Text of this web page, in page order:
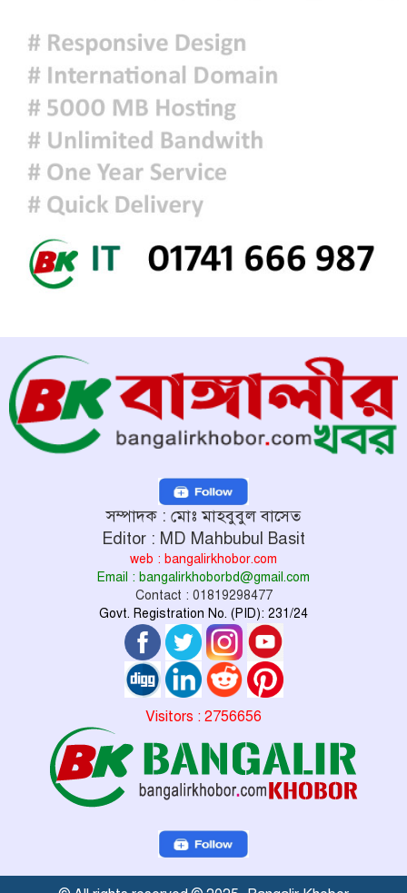
প্রধানমন্ত্রীকে বরণে প্রস্তুত চট্টগ্রাম,
নেতাকর্মীরা উজ্জীবিত
দিল্লির সংবাদ সম্মেলনে শেখ হাসিনার
ভার্চ্যুয়াল বক্তব্যে ভারতের সমর্থন নেই:
জয়সওয়াল
সম্পাদক : মোঃ মাহবুবুল বাসেত
Editor : MD Mahbubul Basit
web : bangalirkhobor.com
Email : bangalirkhoborbd@gmail.com
Contact : 01819298477
Govt. Registration No. (PID): 231/24
Visitors : 2756656